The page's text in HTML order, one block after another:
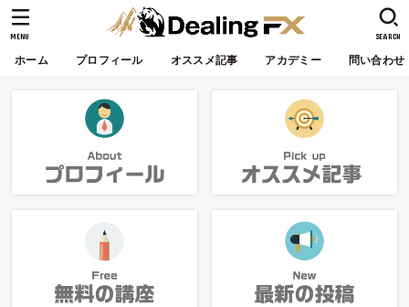
ホーム プロフィール オススメ記事 アカデミー 問い合わせ
SEARCH
MENU